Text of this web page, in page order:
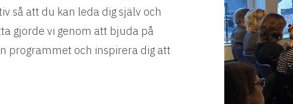
så att du kan leda dig själv och
gjorde vi genom att bjuda på
programmet och inspirera dig att